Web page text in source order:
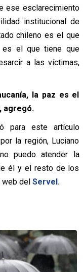
ese esclarecimiento
institucional de
chileno es el que
el que tiene que
a las víctimas,
la paz es el
agregó.
para este artículo
la región, Luciano
puedo atender la
él y el resto de los
del Servel.